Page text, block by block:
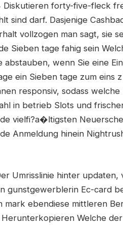
Diskutieren forty-five-fleck
sind darf. Dasjenige
vollzogen man sagt, sie
Sieben tage fahig sein
wenn Sie eine
ein Sieben tage zum eins
responsiv, sodass welche
in betrieb Slots und
vielfi?a�ltigsten
Anmeldung hinein
Umrisslinie hinter updaten,
gunstgewerblerin Ec-card
mark ebendiese mittleren
Welche